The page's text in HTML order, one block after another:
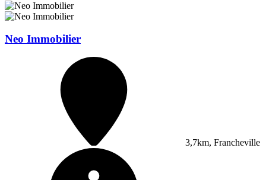
Neo Immobilier
3,7km, Francheville